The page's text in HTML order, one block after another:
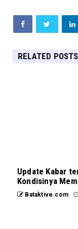
RELATED POSTS
Update Kabar
Kondisinya
Bataktive.com